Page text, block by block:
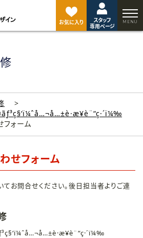
お気に入り
スタッフ
専用ページ
フォーム
せフォーム
お問合せください。後日担当者よりご連